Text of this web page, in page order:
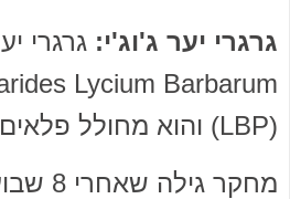
גרגרי יער ג'וג'י: גרגרי
Lycium Barbarum
(LBP) והוא מחולל פלאים בכבד.
מחקר